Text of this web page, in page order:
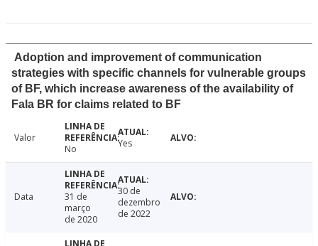
Adoption and improvement of communication
strategies with specific channels for vulnerable groups
of BF, which increase awareness of the availability of
Fala BR for claims related to BF
Valor
No
Yes
Data
31 de
março
de 2020
30 de
dezembro
de 2022